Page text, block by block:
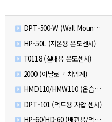
DPT-500-W (Wall Mounting)
HP-50L (저온용 온도센서)
T0118 (실내용 온도센서)
2000 (아날로그 차압계)
HMD110/HMW110 (온습도 센서)
DPT-101 (덕트용 차압 센서)
HP-60/HD-60 (배관용/덕트용 온도 센서)